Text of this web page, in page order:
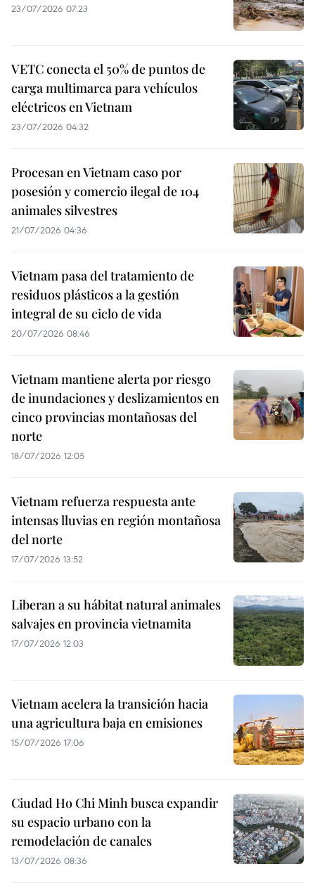
23/07/2026 07:23
VETC conecta el 50% de puntos de
carga multimarca para vehículos
eléctricos en Vietnam
23/07/2026 04:32
Procesan en Vietnam caso por
posesión y comercio ilegal de 104
animales silvestres
21/07/2026 04:36
Vietnam pasa del tratamiento de
residuos plásticos a la gestión
integral de su ciclo de vida
20/07/2026 08:46
Vietnam mantiene alerta por riesgo
de inundaciones y deslizamientos en
cinco provincias montañosas del
norte
18/07/2026 12:05
Vietnam refuerza respuesta ante
intensas lluvias en región montañosa
del norte
17/07/2026 13:52
Liberan a su hábitat natural animales
salvajes en provincia vietnamita
17/07/2026 12:03
Vietnam acelera la transición hacia
una agricultura baja en emisiones
15/07/2026 17:06
Ciudad Ho Chi Minh busca expandir
su espacio urbano con la
remodelación de canales
13/07/2026 08:36